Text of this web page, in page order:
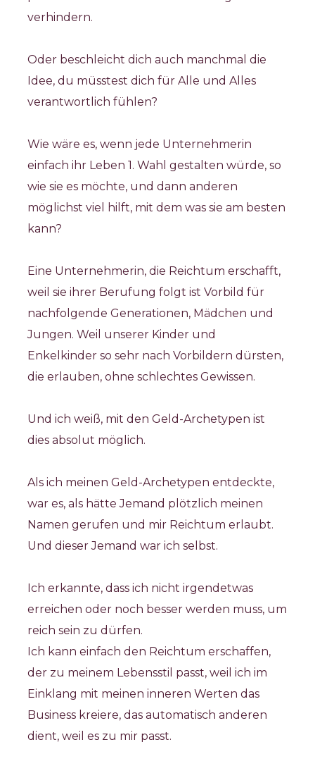
verhindern.
Oder beschleicht dich auch manchmal die
Idee, du müsstest dich für Alle und Alles
verantwortlich fühlen?
Wie wäre es, wenn jede Unternehmerin
einfach ihr Leben 1. Wahl gestalten würde, so
wie sie es möchte, und dann anderen
möglichst viel hilft, mit dem was sie am besten
kann?
Eine Unternehmerin, die Reichtum erschafft,
weil sie ihrer Berufung folgt ist Vorbild für
nachfolgende Generationen, Mädchen und
Jungen. Weil unserer Kinder und
Enkelkinder so sehr nach Vorbildern dürsten,
die erlauben, ohne schlechtes Gewissen.
Und ich weiß, mit den Geld-Archetypen ist
dies absolut möglich.
Als ich meinen Geld-Archetypen entdeckte,
war es, als hätte Jemand plötzlich meinen
Namen gerufen und mir Reichtum erlaubt.
Und dieser Jemand war ich selbst.
Ich erkannte, dass ich nicht irgendetwas
erreichen oder noch besser werden muss, um
reich sein zu dürfen.
Ich kann einfach den Reichtum erschaffen,
der zu meinem Lebensstil passt, weil ich im
Einklang mit meinen inneren Werten das
Business kreiere, das automatisch anderen
dient, weil es zu mir passt.